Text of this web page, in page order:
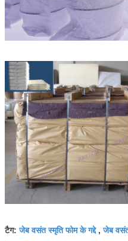
टैग:जेब वसंत स्मृति फोम के गद्दे,जेब